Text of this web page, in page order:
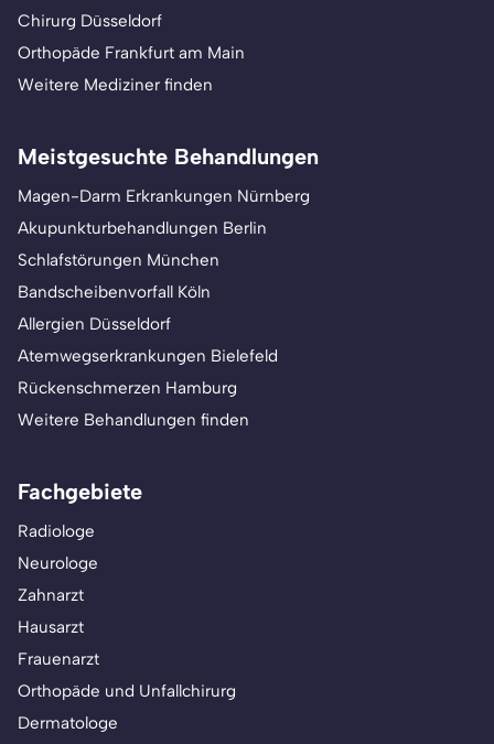
Chirurg Düsseldorf
Orthopäde Frankfurt am Main
Weitere Mediziner finden
Meistgesuchte Behandlungen
Magen-Darm Erkrankungen Nürnberg
Akupunkturbehandlungen Berlin
Schlafstörungen München
Bandscheibenvorfall Köln
Allergien Düsseldorf
Atemwegserkrankungen Bielefeld
Rückenschmerzen Hamburg
Weitere Behandlungen finden
Fachgebiete
Radiologe
Neurologe
Zahnarzt
Hausarzt
Frauenarzt
Orthopäde und Unfallchirurg
Dermatologe